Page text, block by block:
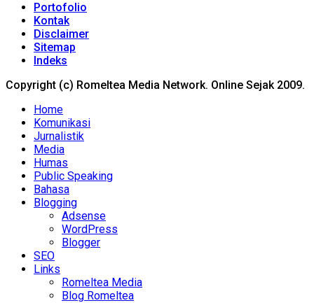
Portofolio
Kontak
Disclaimer
Sitemap
Indeks
Copyright (c) Romeltea Media Network. Online Sejak 2009.
Home
Komunikasi
Jurnalistik
Media
Humas
Public Speaking
Bahasa
Blogging
Adsense
WordPress
Blogger
SEO
Links
Romeltea Media
Blog Romeltea